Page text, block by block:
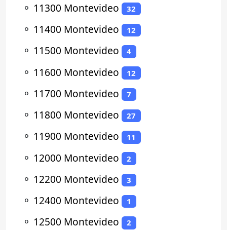
⚬ 11300 Montevideo 32
⚬ 11400 Montevideo 12
⚬ 11500 Montevideo 4
⚬ 11600 Montevideo 12
⚬ 11700 Montevideo 7
⚬ 11800 Montevideo 27
⚬ 11900 Montevideo 11
⚬ 12000 Montevideo 2
⚬ 12200 Montevideo 3
⚬ 12400 Montevideo 1
⚬ 12500 Montevideo 2